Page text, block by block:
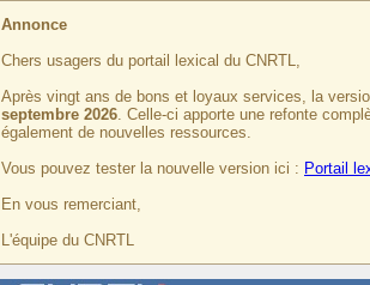
Annonce
Chers usagers du portail lexical du CNRTL,
Après vingt ans de bons et loyaux services, la
septembre 2026. Celle-ci apporte une refonte
également de nouvelles ressources.
Vous pouvez tester la nouvelle version ici : Portail
En vous remerciant,
L'équipe du CNRTL